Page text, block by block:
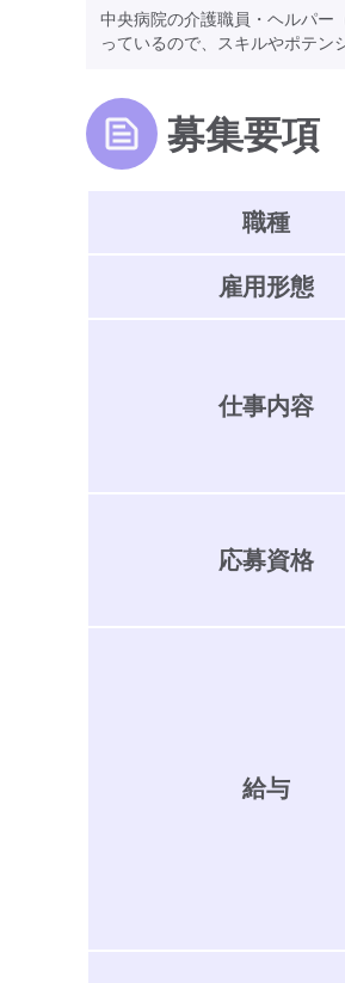
中央病院の介護職員・ヘルパー
っているので、スキルやポテン
募集要項
職種
雇用形態
仕事内容
応募資格
給与